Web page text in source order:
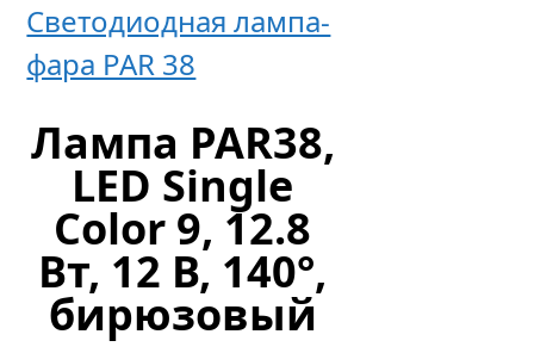
Светодиодная лампа-
фара PAR 38
Лампа PAR38,
LED Single
Color 9, 12.8
Вт, 12 В, 140°,
бирюзовый